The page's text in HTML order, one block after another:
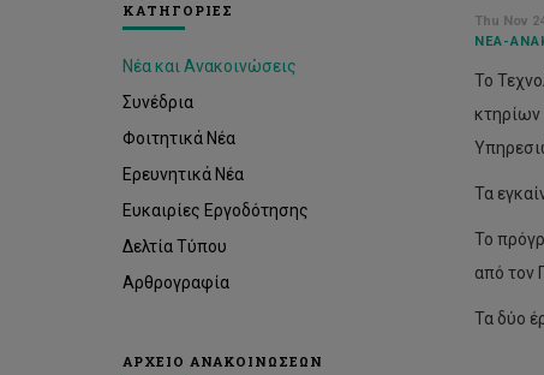
ΚΑΤΗΓΟΡΙΕΣ
Νέα και Ανακοινώσεις
Συνέδρια
Φοιτητικά Νέα
Ερευνητικά Νέα
Ευκαιρίες Εργοδότησης
Δελτία Τύπου
Αρθρογραφία
ΑΡΧΕΙΟ ΑΝΑΚΟΙΝΩΣΕΩΝ
Thu Nov
ΝΈΑ-
Το
Τα
Το
από τον
Τα δύο
σε
πάνω
από
του
1
εκ.